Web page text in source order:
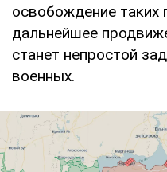
освобождение таких
дальнейшее
станет непростой
военных.